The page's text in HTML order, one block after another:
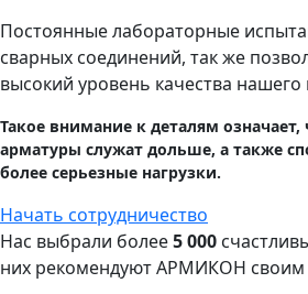
Постоянные лабораторные
сварных соединений, так же
высокий уровень качества нашего
Такое внимание к деталям
арматуры служат дольше, а также
более серьезные нагрузки.
Начать сотрудничество
Нас выбрали более5 000
них рекомендуют АРМИКОН своим